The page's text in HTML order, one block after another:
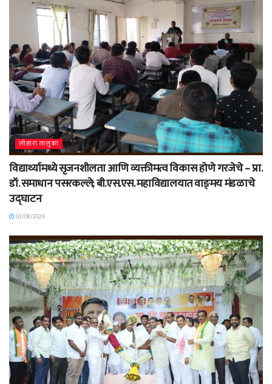
लोहारा तालुका
विद्यार्थ्यामध्ये सृजनशीलता आणि व्यक्तीमत्व विकास होणे गरजेचे – प्रा.
डॉ. समाधान पसरकल्ले; बी.एस.एस. महाविद्यालयात वाङ्‌मय मंडळाचे
उद्घाटन
03/08/2026